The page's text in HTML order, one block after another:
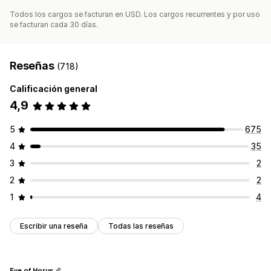
Todos los cargos se facturan en USD. Los cargos recurrentes y por uso
se facturan cada 30 días.
Reseñas (718)
Calificación general
4,9
5
675
4
35
3
2
2
2
1
4
Escribir una reseña Todas las reseñas